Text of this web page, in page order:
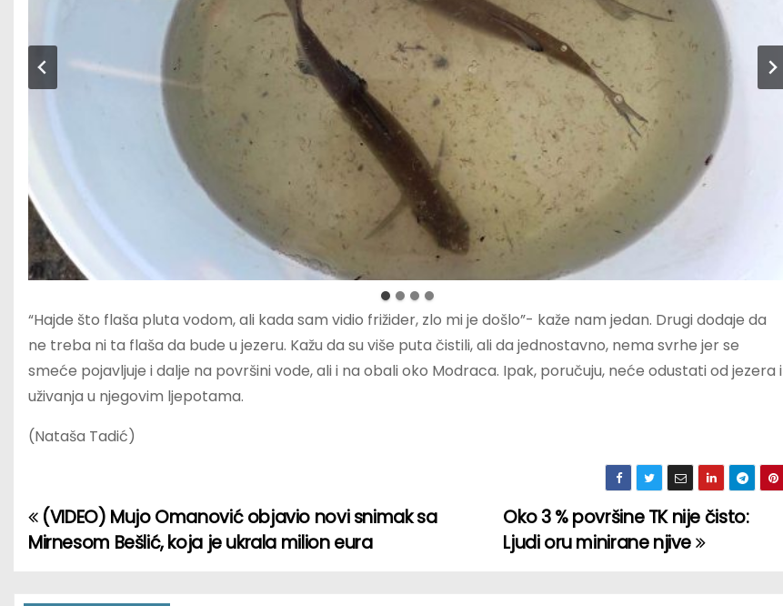
“Hajde što flaša pluta vodom, ali kada sam vidio frižider, zlo mi je došlo”- kaže nam jedan. Drugi dodaje da
ne treba ni ta flaša da bude u jezeru. Kažu da su više puta čistili, ali da jednostavno, nema svrhe jer se
smeće pojavljuje i dalje na površini vode, ali i na obali oko Modraca. Ipak, poručuju, neće odustati od jezera i
uživanja u njegovim ljepotama.
(Nataša Tadić)
P
Oko 3 % površine TK nije čisto:
Ljudi oru minirane njive
(VIDEO) Mujo Omanović objavio novi snimak sa
Mirnesom Bešlić, koja je ukrala milion eura